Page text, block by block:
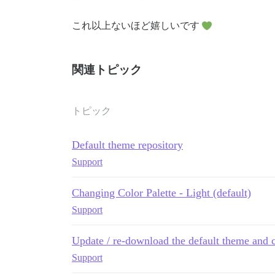
これ以上ないほど嬉しいです
関連トピック
トピック
Default theme repository
Support
Changing Color Palette - Light (default)
Support
Update / re-download the default theme and
Support